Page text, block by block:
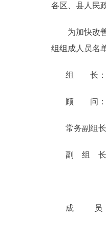
政务服务
政民互动
各区、县人民
为加快改善
组组成人员名
组 长：
顾 问：
常务副组长
副 组 长：
刘晓光
成 员：程
林 寿